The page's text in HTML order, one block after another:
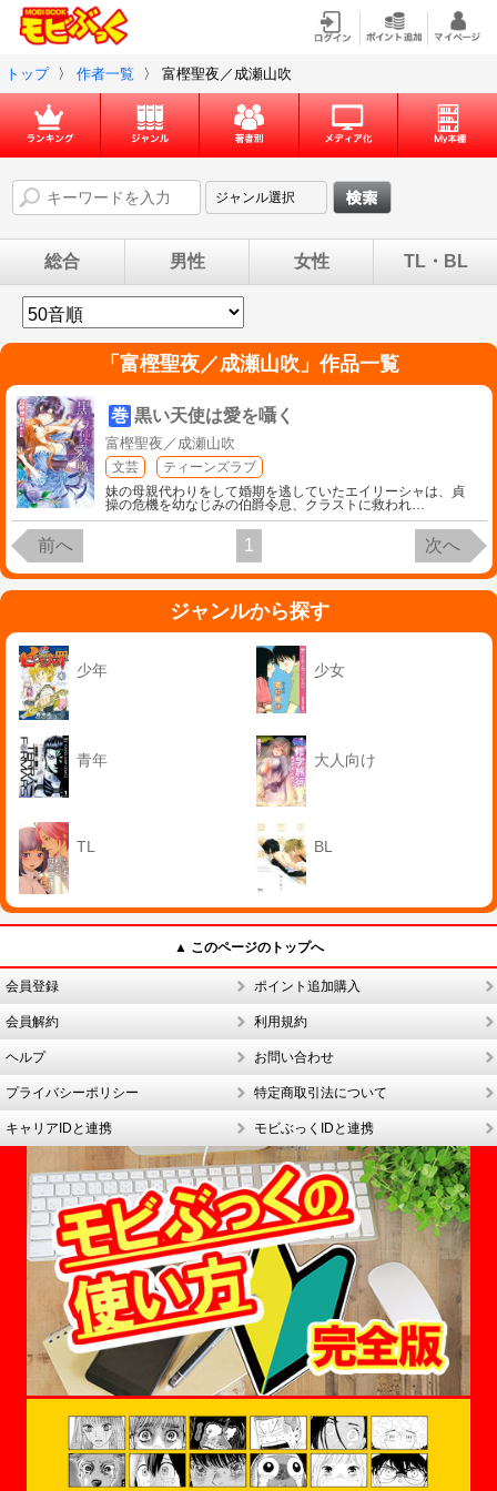
トップ 〉 作者一覧 〉 富樫聖夜／成瀬山吹
総合 男性 女性 TL・BL
「 富樫聖夜／成瀬山吹 」作品一覧
巻 黒い天使は愛を囁く
富樫聖夜／成瀬山吹
文芸
ティーンズラブ
妹の母親代わりをして婚期を逃していたエイリーシャは、貞
操の危機を幼なじみの伯爵令息、クラストに救われ…
前へ 1 次へ
ジャンルから探す
少年 少女
青年 大人向け
TL BL
▲ このページのトップへ
会員登録 ポイント追加購入
会員解約 利用規約
ヘルプ お問い合わせ
プライバシーポリシー 特定商取引法について
キャリアIDと連携 モビぶっくIDと連携